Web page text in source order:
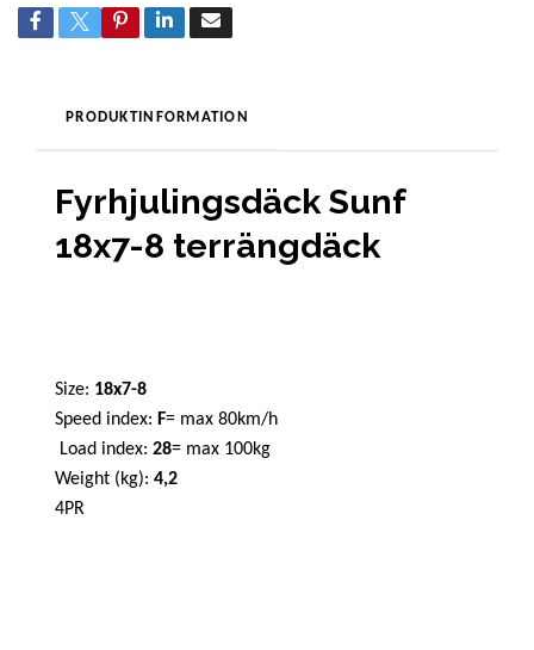
PRODUKTINFORMATION
Fyrhjulingsdäck Sunf
18x7-8 terrängdäck
Size: 18x7-8
Speed index: F= max 80km/h
Load index: 28= max 100kg
Weight (kg): 4,2
4PR